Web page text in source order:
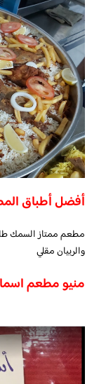
أفضل أطباق
مطعم ممتاز السمك
والربيان مقلي
منيو مطعم